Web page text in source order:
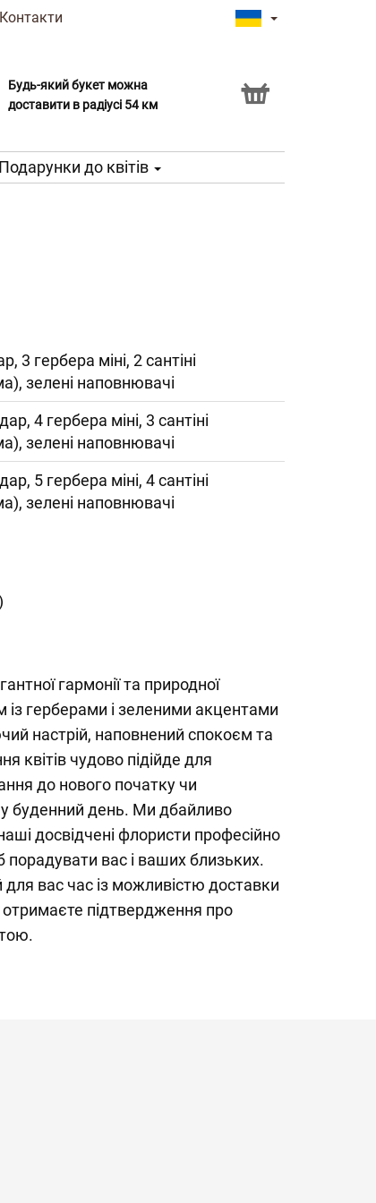
Контакти
Будь-який букет можна
доставити в радіусі 54 км
Послуга Click & Collect
Подарунки до квітів
3 гербера міні, 2 сантіні
зелені наповнювачі
4 гербера міні, 3 сантіні
зелені наповнювачі
5 гербера міні, 4 сантіні
зелені наповнювачі
гармонії та природної
із герберами і зеленими акцентами
настрій, наповнений спокоєм та
квітів чудово підійде для
до нового початку чи
буденний день. Ми дбайливо
досвідчені флористи професійно
вас і ваших близьких.
вас час із можливістю доставки
підтвердження про